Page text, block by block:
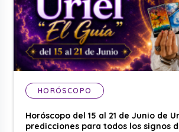
HORÓSCOPO
Horóscopo del 15 al 21 de Junio de
predicciones para todos los signos